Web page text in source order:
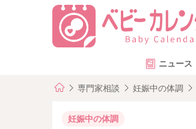
ニュース
専門家相談 妊娠中の体調
妊娠中の体調